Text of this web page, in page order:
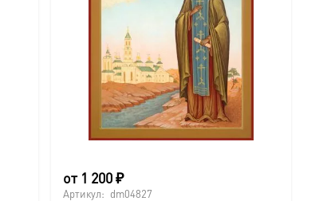
от 1 200₽
Артикул: dm04827